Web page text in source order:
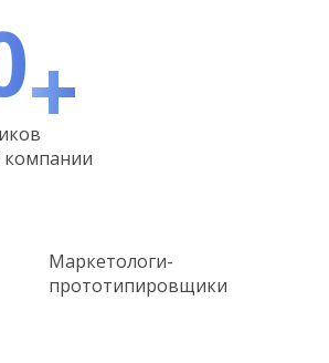
+
Маркетологи-
прототипировщики